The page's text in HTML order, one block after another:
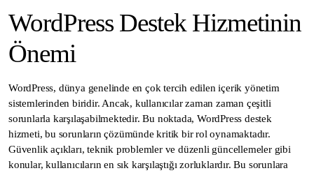
WordPress Destek Hizmetinin
Önemi
WordPress, dünya genelinde en çok tercih edilen içerik yönetim
sistemlerinden biridir. Ancak, kullanıcılar zaman zaman çeşitli
sorunlarla karşılaşabilmektedir. Bu noktada, WordPress destek
hizmeti, bu sorunların çözümünde kritik bir rol oynamaktadır.
Güvenlik açıkları, teknik problemler ve düzenli güncellemeler gibi
konular, kullanıcıların en sık karşılaştığı zorluklardır. Bu sorunlara